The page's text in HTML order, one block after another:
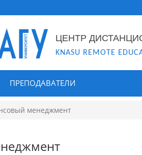
ЦЕНТР
KNASU REMOTE
ПРЕПОДАВАТЕЛИ
менеджмент